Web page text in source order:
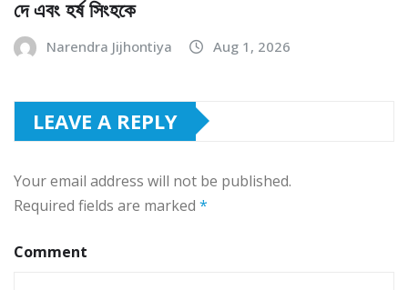
দে এবং হর্ষ সিংহকে
Narendra Jijhontiya Aug 1, 2026
LEAVE A REPLY
Your email address will not be published.
Required fields are marked *
Comment